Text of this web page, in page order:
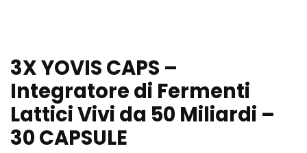
3X YOVIS CAPS –
Integratore di Fermenti
Lattici Vivi da 50 Miliardi –
30 CAPSULE